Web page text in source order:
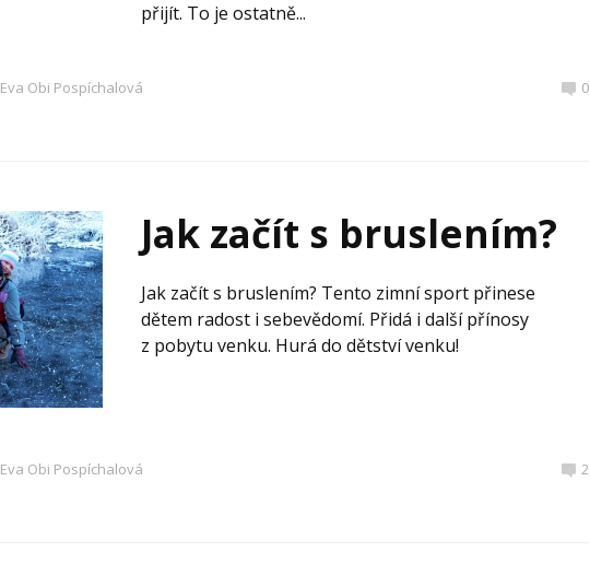
přijít. To je ostatně...
Eva Obi Pospíchalová 0
Jak začít s bruslením?
Jak začít s bruslením? Tento zimní sport přinese
dětem radost i sebevědomí. Přidá i další přínosy
z pobytu venku. Hurá do dětství venku!
Eva Obi Pospíchalová 2